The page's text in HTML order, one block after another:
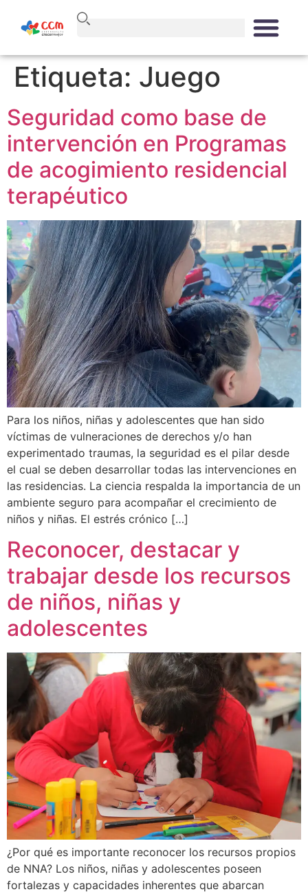
Etiqueta: Juego
Seguridad como base de
intervención en Programas
de acogimiento residencial
terapéutico
Para los niños, niñas y adolescentes que han sido
víctimas de vulneraciones de derechos y/o han
experimentado traumas, la seguridad es el pilar desde
el cual se deben desarrollar todas las intervenciones en
las residencias. La ciencia respalda la importancia de un
ambiente seguro para acompañar el crecimiento de
niños y niñas. El estrés crónico […]
Reconocer, destacar y
trabajar desde los recursos
de niños, niñas y
adolescentes
¿Por qué es importante reconocer los recursos propios
de NNA? Los niños, niñas y adolescentes poseen
fortalezas y capacidades inherentes que abarcan